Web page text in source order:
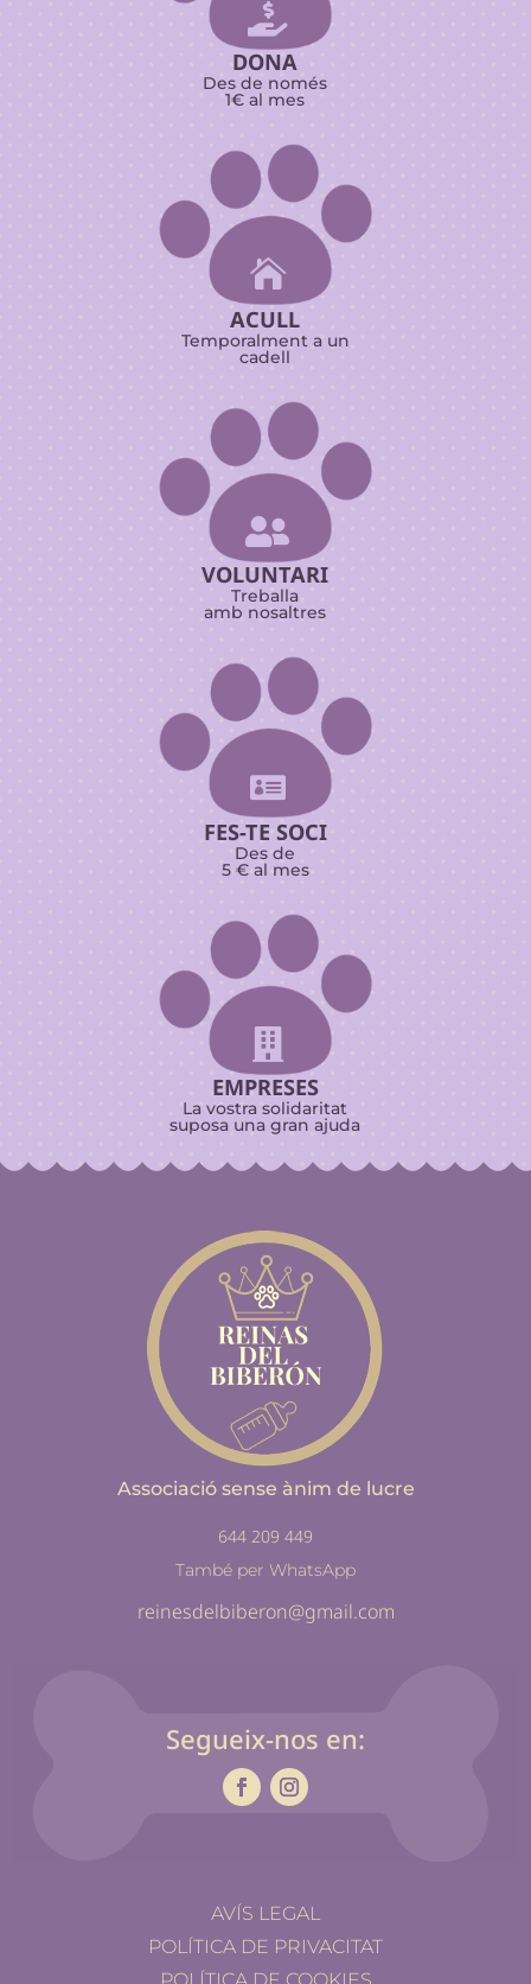

DONA
Des de només
1€ al mes

ACULL
Temporalment a un
cadell

VOLUNTARI
Treballa
amb nosaltres

FES-TE SOCI
Des de
5 € al mes

EMPRESES
La vostra solidaritat
suposa una gran ajuda
Associació sense ànim de lucre
644 209 449
També per WhatsApp
reinesdelbiberon@gmail.com
Segueix-nos en:
AVÍS LEGAL
POLÍTICA DE PRIVACITAT